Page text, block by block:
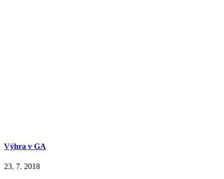
Výhra v GA
23. 7. 2018